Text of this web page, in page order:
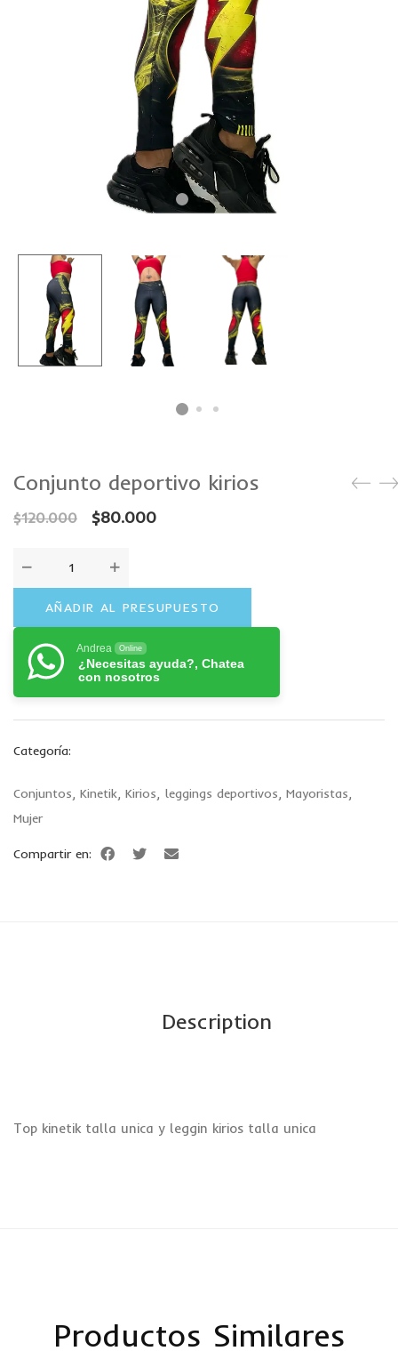
Conjunto deportivo kirios
$120.000 $80.000
AÑADIR AL PRESUPUESTO
Andrea Online
¿Necesitas ayuda?, Chatea
con nosotros
Categoría:
Conjuntos Kinetik Kirios leggings deportivos Mayoristas
Mujer
Compartir en:
Description
Top kinetik talla unica y leggin kirios talla unica
Productos Similares